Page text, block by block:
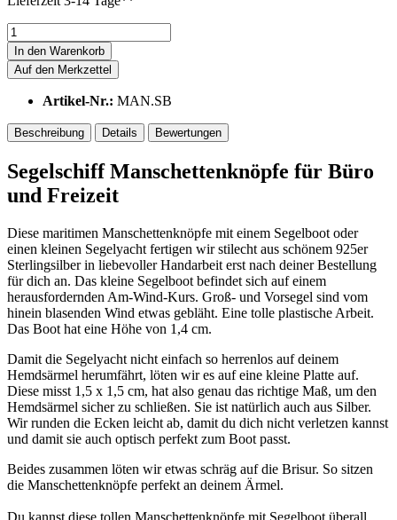
In den Warenkorb
Auf den Merkzettel
Artikel-Nr.: MAN.SB
Beschreibung Details Bewertungen
Segelschiff Manschettenknöpfe für Büro
und Freizeit
Diese maritimen Manschettenknöpfe mit einem Segelboot oder
einen kleinen Segelyacht fertigen wir stilecht aus schönem 925er
Sterlingsilber in liebevoller Handarbeit erst nach deiner Bestellung
für dich an. Das kleine Segelboot befindet sich auf einem
herausfordernden Am-Wind-Kurs. Groß- und Vorsegel sind vom
hinein blasenden Wind etwas gebläht. Eine tolle plastische Arbeit.
Das Boot hat eine Höhe von 1,4 cm.
Damit die Segelyacht nicht einfach so herrenlos auf deinem
Hemdsärmel herumfährt, löten wir es auf eine kleine Platte auf.
Diese misst 1,5 x 1,5 cm, hat also genau das richtige Maß, um den
Hemdsärmel sicher zu schließen. Sie ist natürlich auch aus Silber.
Wir runden die Ecken leicht ab, damit du dich nicht verletzen kannst
und damit sie auch optisch perfekt zum Boot passt.
Beides zusammen löten wir etwas schräg auf die Brisur. So sitzen
die Manschettenknöpfe perfekt an deinem Ärmel.
Du kannst diese tollen Manschettenknöpfe mit Segelboot überall